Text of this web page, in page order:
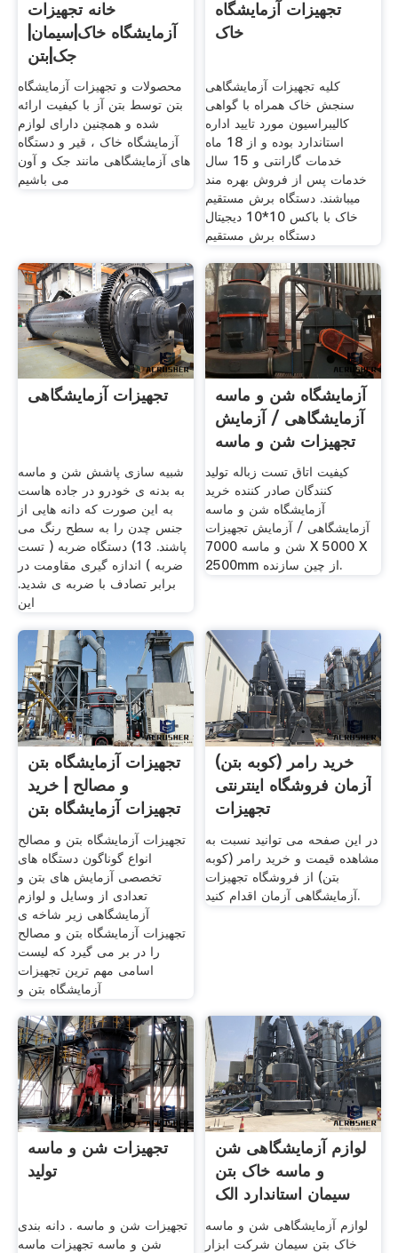
خانه تجهیزات
آزمایشگاه خاک|سیمان|
جک|بتن
محصولات و تجهیزات آزمایشگاه
بتن توسط بتن آز با کیفیت ارائه
شده و همچنین دارای لوازم
آزمایشگاه خاک ، قیر و دستگاه
های آزمایشگاهی مانند جک و آون
می باشیم
تجهیزات آزمایشگاه
خاک
کلیه تجهیزات آزمایشگاهی
سنجش خاک همراه با گواهی
کالیبراسیون مورد تایید اداره
استاندارد بوده و از 18 ماه
خدمات گارانتی و 15 سال
خدمات پس از فروش بهره مند
میباشند. دستگاه برش مستقیم
خاک با باکس 10*10 دیجیتال
دستگاه برش مستقیم
تجهیزات آزمایشگاهی
شبیه سازی پاشش شن و ماسه
به بدنه ی خودرو در جاده هاست
به این صورت که دانه هایی از
جنس چدن را به سطح رنگ می
پاشند. 13) دستگاه ضربه ( تست
ضربه ) اندازه گیری مقاومت در
برابر تصادف با ضربه ی شدید.
این
آزمایشگاه شن و ماسه
آزمایشگاهی / آزمایش
تجهیزات شن و ماسه
کیفیت اتاق تست زباله تولید
کنندگان صادر کننده خرید
آزمایشگاه شن و ماسه
آزمایشگاهی / آزمایش تجهیزات
شن و ماسه 7000 X 5000 X
2500mm از چین سازنده.
تجهیزات آزمایشگاه بتن
و مصالح | خرید
تجهیزات آزمایشگاه بتن
تجهیزات آزمایشگاه بتن و مصالح
انواع گوناگون دستگاه های
تخصصی آزمایش های بتن و
تعدادی از وسایل و لوازم
آزمایشگاهی زیر شاخه ی
تجهیزات آزمایشگاه بتن و مصالح
را در بر می گیرد که لیست
اسامی مهم ترین تجهیزات
آزمایشگاه بتن و
خرید رامر (کوبه بتن)
آزمان فروشگاه اینترنتی
تجهیزات
در این صفحه می توانید نسبت به
مشاهده قیمت و خرید رامر (کوبه
بتن) از فروشگاه تجهیزات
آزمایشگاهی آزمان اقدام کنید.
تجهیزات شن و ماسه
تولید
تجهیزات شن و ماسه . دانه بندی
شن و ماسه تجهیزات ماسه
لوازم آزمایشگاهی شن
و ماسه خاک بتن
سیمان استاندارد الک
لوازم آزمایشگاهی شن و ماسه
خاک بتن سیمان شرکت ابزار